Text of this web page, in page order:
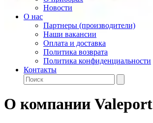
Новости
О нас
Партнеры (производители)
Наши вакансии
Оплата и доставка
Политика возврата
Политика конфиденциальности
Контакты
О компании Valeport